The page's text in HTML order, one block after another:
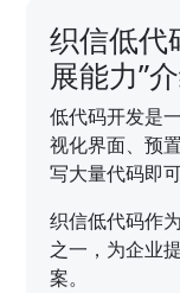
织信低代
展能力”
低代码开发是
视化界面、预
写大量代码即
织信低代码作
之一，为企业
案。